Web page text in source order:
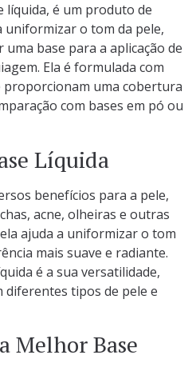
líquida, é um produto de
uniformizar o tom da pele,
base para a aplicação de
Ela é formulada com
uma cobertura
com bases em pó ou
Líquida
benefícios para a pele,
acne, olheiras e outras
ajuda a uniformizar o tom
mais suave e radiante.
é a sua versatilidade,
diferentes tipos de pele e
Melhor Base